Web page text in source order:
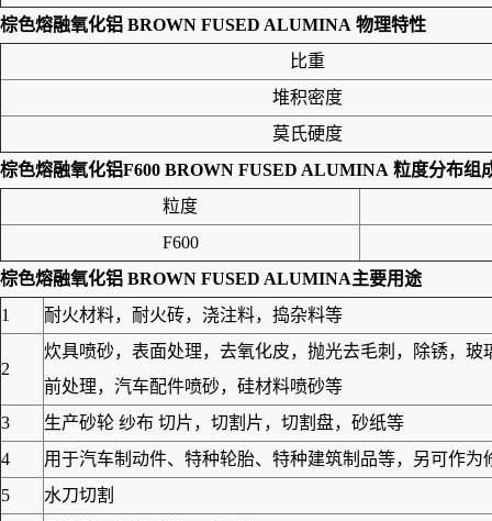
棕色熔融氧化铝 BROWN FUSED ALUMINA 物理特性
比重
堆积密度
莫氏硬度
棕色熔融氧化铝F600 BROWN FUSED ALUMINA 粒度分布组
粒度
F600
棕色熔融氧化铝 BROWN FUSED ALUMINA主要用途
1
耐火材料，耐火砖，浇注料，捣杂料等
2
炊具喷砂，表面处理，去氧化皮，抛光去毛刺，除锈，
前处理，汽车配件喷砂，硅材料喷砂等
3
生产砂轮 纱布 切片，切割片，切割盘，砂纸等
4
用于汽车制动件、特种轮胎、特种建筑制品等，另可作
5
水刀切割